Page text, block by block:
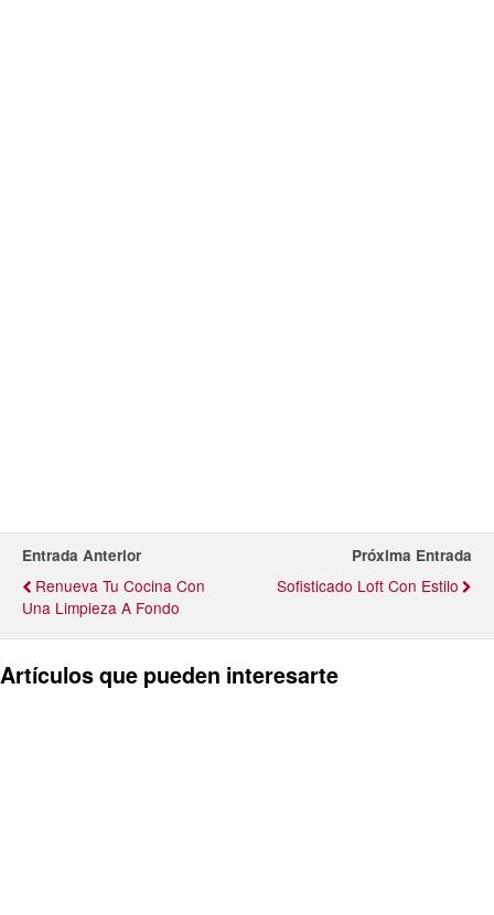
Entrada Anterior
Renueva Tu Cocina Con
Una Limpieza A Fondo
Próxima Entrada
Sofisticado Loft Con Estilo
Artículos que pueden interesarte